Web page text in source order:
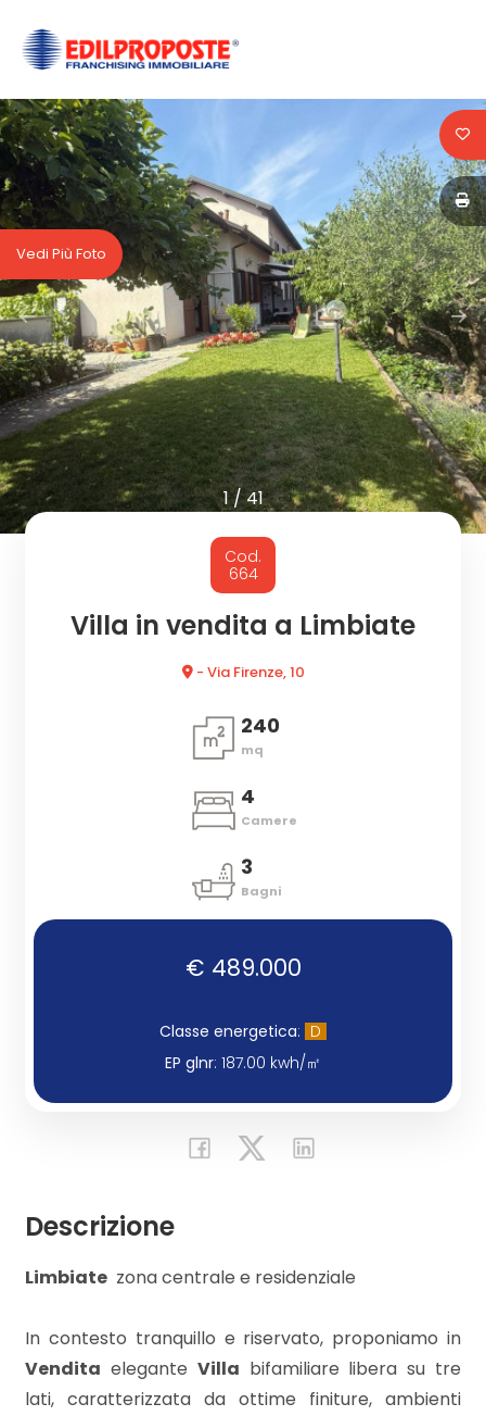
1/ 41
Vedi Più Foto
Cod.
664
Villa in vendita a Limbiate
- Via Firenze, 10
240
mq
4
Camere
3
Bagni
€ 489.000
Classe energetica: D
EP glnr: 187.00 kwh/㎡
Descrizione
Limbiate  zona centrale e residenziale
In contesto tranquillo e riservato, proponiamo in
Vendita elegante Villa bifamiliare libera su tre
lati, caratterizzata da ottime finiture, ambienti
HOME
CHI
SIAMO
AFFILIATI
VENDITA
AFFITTO
ACQUISIZIONE
LAVORA
Codice
Contratto
Qualsiasi
Vendita
Affitto
Scegli
dove
cercare
Comune
Prezzo